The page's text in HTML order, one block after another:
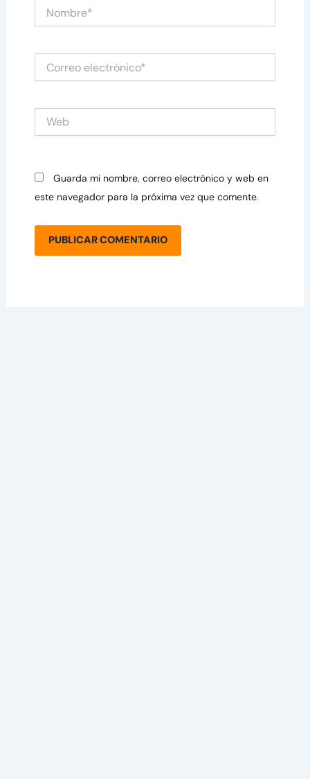
electrónico*
Guarda mi nombre, correo electrónico y web en
este navegador para la próxima vez que comente.